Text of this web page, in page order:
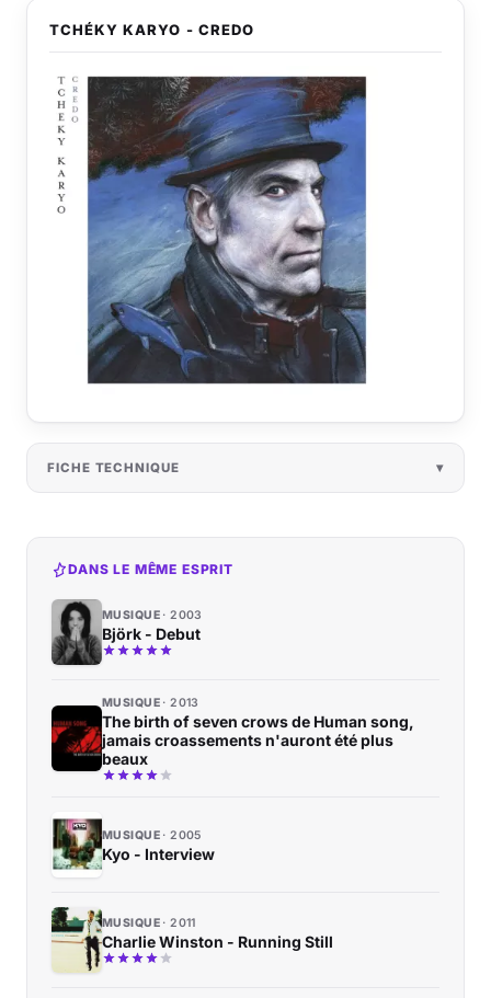
TCHÉKY KARYO - CREDO
FICHE TECHNIQUE
DANS LE MÊME ESPRIT
MUSIQUE 2003
Björk - Debut
MUSIQUE 2013
The birth of seven crows de Human song,
jamais croassements n'auront été plus
beaux
MUSIQUE 2005
Kyo - Interview
MUSIQUE 2011
Charlie Winston - Running Still